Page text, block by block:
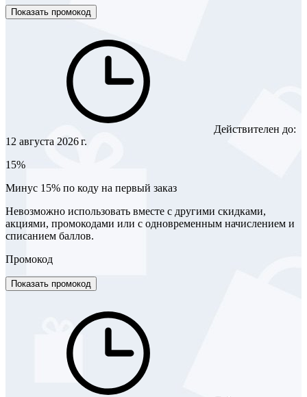
Показать промокод
Действителен до:
12 августа 2026 г.
15%
Минус 15% по коду на первый заказ
Невозможно использовать вместе с другими скидками,
акциями, промокодами или с одновременным начислением и
списанием баллов.
Промокод
Показать промокод